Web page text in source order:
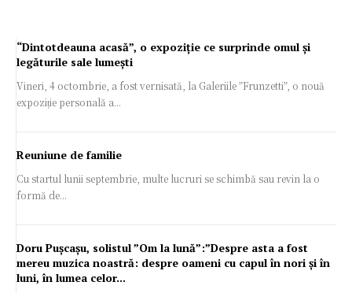
“Dintotdeauna acasă”, o expoziție ce surprinde omul și
legăturile sale lumești
Vineri, 4 octombrie, a fost vernisată, la Galeriile ”Frunzetti”, o nouă
expoziție personală a...
Reuniune de familie
Cu startul lunii septembrie, multe lucruri se schimbă sau revin la o
formă de...
Doru Pușcașu, solistul ”Om la lună”:”Despre asta a fost
mereu muzica noastră: despre oameni cu capul în nori și în
luni, în lumea celor...